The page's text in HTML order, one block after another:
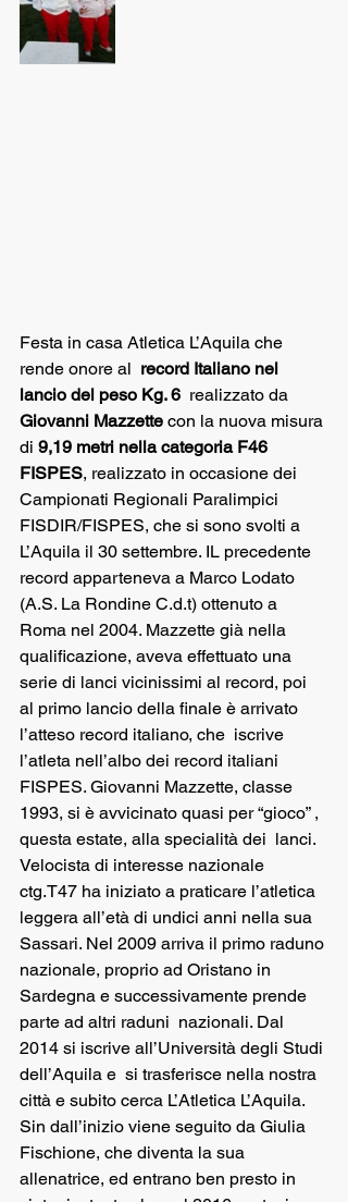
Festa in casa Atletica L’Aquila che
rende onore al record Italiano nel
lancio del peso Kg. 6
  realizzato da
Giovanni Mazzette con la nuova misura
di 9,19 metri nella categoria F46
FISPES, realizzato in occasione dei
Campionati Regionali Paralimpici
FISDIR/FISPES, che si sono svolti a
L’Aquila il 30 settembre. IL precedente
record apparteneva a Marco Lodato
(A.S. La Rondine C.d.t) ottenuto a
Roma nel 2004. Mazzette già nella
qualificazione, aveva effettuato una
serie di lanci vicinissimi al record, poi
al primo lancio della finale è arrivato
l’atteso record italiano, che  iscrive
l’atleta nell’albo dei record italiani
FISPES. Giovanni Mazzette, classe
1993, si è avvicinato quasi per “gioco” ,
questa estate, alla specialità dei  lanci.
Velocista di interesse nazionale
ctg.T47 ha iniziato a praticare l’atletica
leggera all’età di undici anni nella sua
Sassari. Nel 2009 arriva il primo raduno
nazionale, proprio ad Oristano in
Sardegna e successivamente prende
parte ad altri raduni  nazionali. Dal
2014 si iscrive all’Università degli Studi
dell’Aquila e  si trasferisce nella nostra
città e subito cerca L’Atletica L’Aquila.
Sin dall’inizio viene seguito da Giulia
Fischione, che diventa la sua
allenatrice, ed entrano ben presto in